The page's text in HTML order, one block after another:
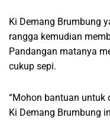
Ki Demang Brumbung
rangga kemudian
Pandangan matanya
cukup sepi.
“Mohon bantuan untuk
Ki Demang Brumbung